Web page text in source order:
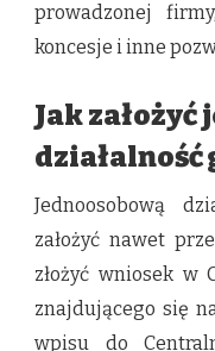
prowadzonej
koncesje i inne
Jak założyć
działalność
Jednoosobową
założyć nawet
złożyć wniosek w
znajdującego się
wpisu do